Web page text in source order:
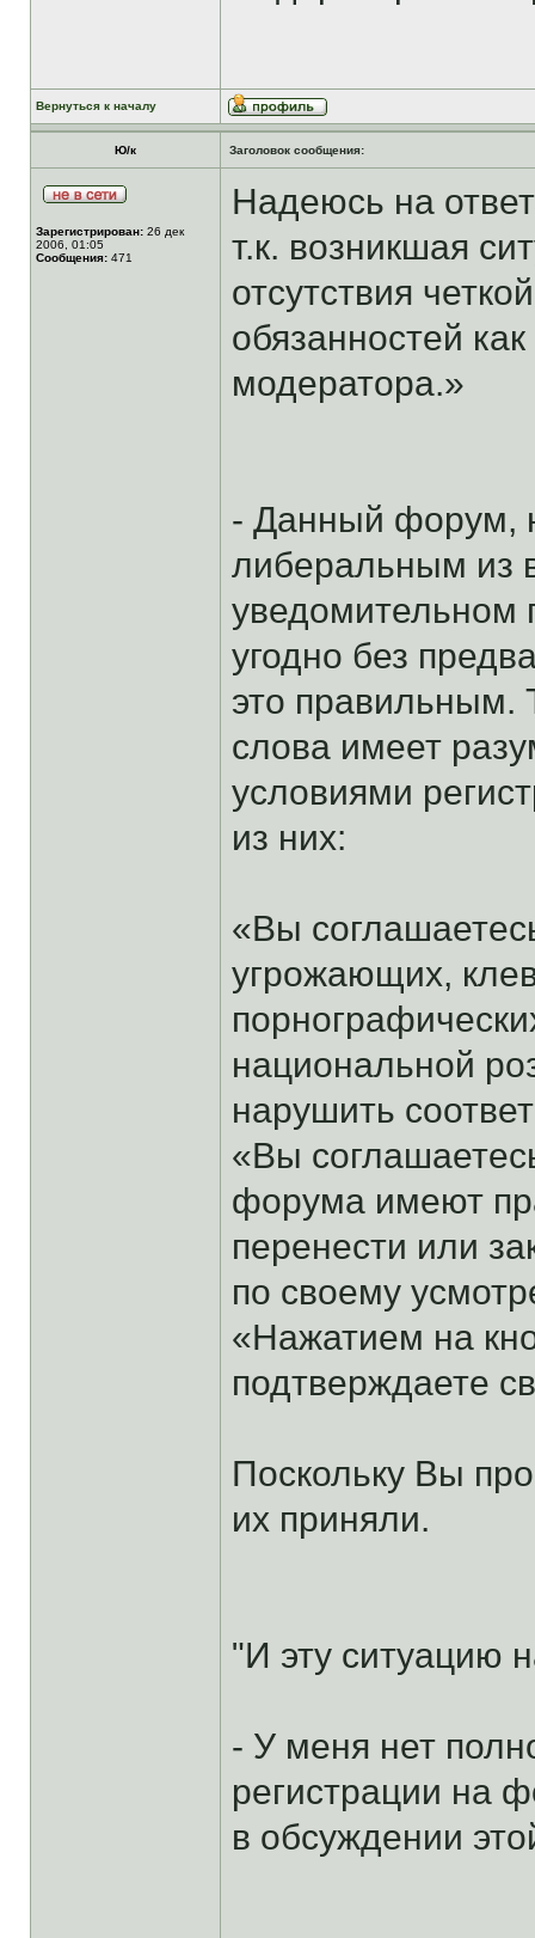
Вернуться к началу
Ю/к Заголовок сообщения:
Зарегистрирован: 26 дек
2006, 01:05
Сообщения: 471
Надеюсь на
т.к. возникшая
отсутствия
обязанностей
модератора.»
- Данный форум,
либеральным из
уведомительном
угодно без
это правильным.
слова имеет
условиями
из них:
«Вы
угрожающих,
национальной
нарушить
«Вы
форума имеют
перенести или
по своему
«Нажатием на
подтверждаете
Поскольку Вы
их приняли.
"И эту ситуацию
- У меня нет
регистрации на
в обсуждении